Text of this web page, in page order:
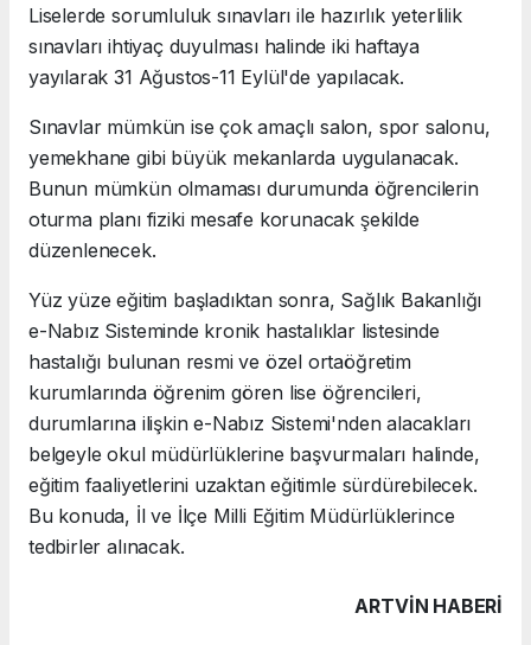
Liselerde sorumluluk sınavları ile hazırlık yeterlilik
sınavları ihtiyaç duyulması halinde iki haftaya
yayılarak 31 Ağustos-11 Eylül'de yapılacak.
Sınavlar mümkün ise çok amaçlı salon, spor salonu,
yemekhane gibi büyük mekanlarda uygulanacak.
Bunun mümkün olmaması durumunda öğrencilerin
oturma planı fiziki mesafe korunacak şekilde
düzenlenecek.
Yüz yüze eğitim başladıktan sonra, Sağlık Bakanlığı
e-Nabız Sisteminde kronik hastalıklar listesinde
hastalığı bulunan resmi ve özel ortaöğretim
kurumlarında öğrenim gören lise öğrencileri,
durumlarına ilişkin e-Nabız Sistemi'nden alacakları
belgeyle okul müdürlüklerine başvurmaları halinde,
eğitim faaliyetlerini uzaktan eğitimle sürdürebilecek.
Bu konuda, İl ve İlçe Milli Eğitim Müdürlüklerince
tedbirler alınacak.
ARTVIN HABERİ